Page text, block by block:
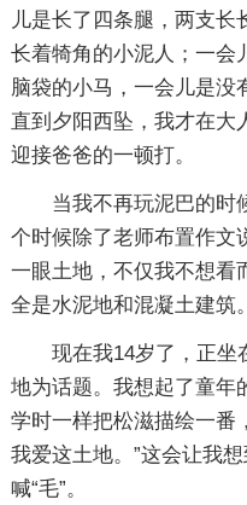
儿是长了四条腿，两支长
长着犄角的小泥人；一会
脑袋的小马，一会儿是没
直到夕阳西坠，我才在大
迎接爸爸的一顿打。
当我不再玩泥巴的时
个时候除了老师布置作文
一眼土地，不仅我不想看
全是水泥地和混凝土建筑
现在我14岁了，正坐
地为话题。我想起了童年
学时一样把松滋描绘一番
我爱这土地。”这会让我
喊“毛”。